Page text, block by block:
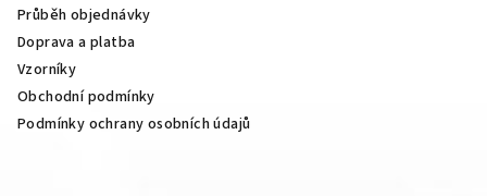
Průběh objednávky
Doprava a platba
Vzorníky
Obchodní podmínky
Podmínky ochrany osobních údajů